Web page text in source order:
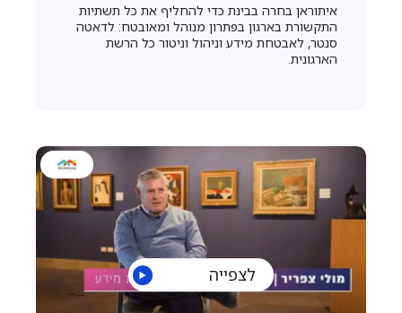
איתוראן בחרה בבינת כדי להחליף את כל תשתיות
התקשורת בארגון בפתרון מנוהל ומאובטח: לדאטה
סנטר, לאבטחת מידע וניהול וניטור כל הרשת
הארגונית.
לצפייה